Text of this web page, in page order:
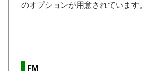
のオプションが用意されています。
FM